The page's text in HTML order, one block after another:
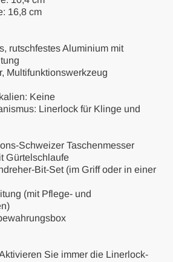
16,8 cm
rutschfestes Aluminium mit
Multifunktionswerkzeug
Keine
Linerlock für Klinge und
Schweizer Taschenmesser
Gürtelschlaufe
Bit-Set (im Griff oder in einer
(mit Pflege- und
Sie immer die Linerlock-